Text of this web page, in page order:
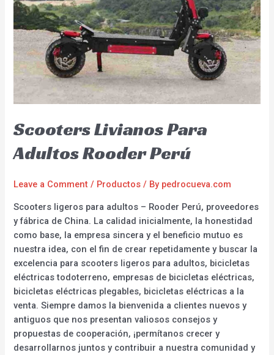
Scooters Livianos Para
Adultos Rooder Perú
Leave a Comment / Productos / By pedrocueva.com
Scooters ligeros para adultos – Rooder Perú, proveedores
y fábrica de China. La calidad inicialmente, la honestidad
como base, la empresa sincera y el beneficio mutuo es
nuestra idea, con el fin de crear repetidamente y buscar la
excelencia para scooters ligeros para adultos, bicicletas
eléctricas todoterreno, empresas de bicicletas eléctricas,
bicicletas eléctricas plegables, bicicletas eléctricas a la
venta. Siempre damos la bienvenida a clientes nuevos y
antiguos que nos presentan valiosos consejos y
propuestas de cooperación, ¡permítanos crecer y
desarrollarnos juntos y contribuir a nuestra comunidad y